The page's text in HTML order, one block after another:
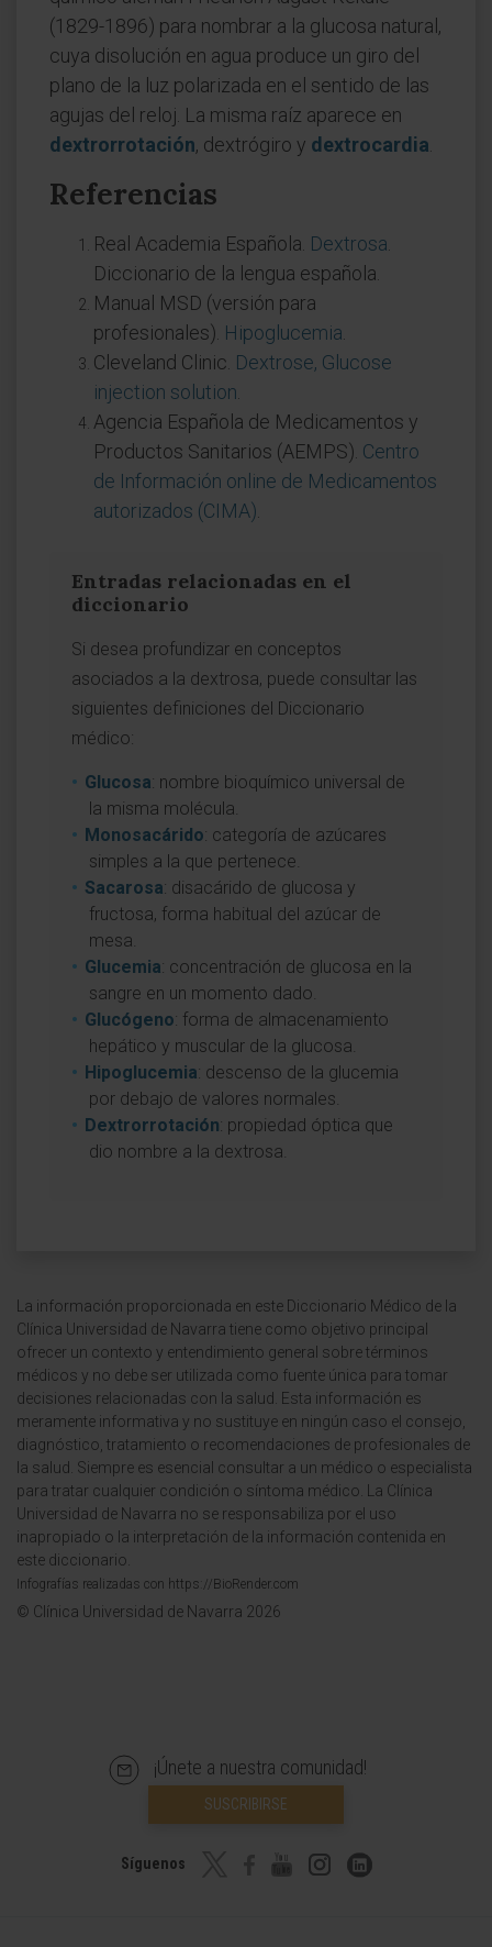
(1829-1896) para nombrar a la glucosa natural,
cuya disolución en agua produce un giro del
plano de la luz polarizada en el sentido de las
agujas del reloj. La misma raíz aparece en
dextrorrotación, dextrógiro y dextrocardia
Referencias
Real Academia Española. Dextrosa
Diccionario de la lengua española.
Manual MSD (versión para
profesionales). Hipoglucemia
Cleveland Clinic. Dextrose, Glucose
injection solution
Agencia Española de Medicamentos y
Productos Sanitarios (AEMPS). Centro
de Información online de Medicamentos
autorizados (CIMA)
Entradas relacionadas en el
diccionario
Si desea profundizar en conceptos
asociados a la dextrosa, puede consultar las
siguientes definiciones del Diccionario
médico:
Glucosa: nombre bioquímico universal de
la misma molécula.
Monosacárido: categoría de azúcares
simples a la que pertenece.
Sacarosa: disacárido de glucosa y
fructosa, forma habitual del azúcar de
mesa.
Glucemia: concentración de glucosa en la
sangre en un momento dado.
Glucógeno: forma de almacenamiento
hepático y muscular de la glucosa.
Hipoglucemia: descenso de la glucemia
por debajo de valores normales.
Dextrorrotación: propiedad óptica que
dio nombre a la dextrosa.
La información proporcionada en este Diccionario Médico de la
Clínica Universidad de Navarra tiene como objetivo principal
ofrecer un contexto y entendimiento general sobre términos
médicos y no debe ser utilizada como fuente única para tomar
decisiones relacionadas con la salud. Esta información es
meramente informativa y no sustituye en ningún caso el consejo,
diagnóstico, tratamiento o recomendaciones de profesionales de
la salud. Siempre es esencial consultar a un médico o especialista
para tratar cualquier condición o síntoma médico. La Clínica
Universidad de Navarra no se responsabiliza por el uso
inapropiado o la interpretación de la información contenida en
este diccionario.
Infografías realizadas con https://BioRender.com
© Clínica Universidad de Navarra 2026
¡Únete a nuestra comunidad!
SUSCRIBIRSE
Síguenos